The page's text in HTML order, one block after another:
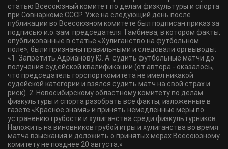
статью Всесоюзный комитет по делам физкультуры и спорта
при Совнаркоме СССР. Уже на следующий день после
публикации во Всесоюзном комитете был подписан приказ за
подписью и.о. зам. председателя Тамбиева, в котором факты,
опубликованные в статье «Хулиганство на футбольном
поле», были признаны правильными и следовали оргвыводы:
«1. Запретить Адрианову Ю. А. судить футбольные матчи до
получения судейской квалификации (от автора - оказалось,
что председатель горспорткомитета не имел никакой
судейской категории и взялся судить матч на свой страх и
риск). 2. Новосибирскому областному комитету по делам
физкультуры и спорта разобрать все факты, изложенные в
газете «Красное знамя» и принять немедленные меры по
устранению грубости и хулиганства среди физкультурников.
Наложить на виновников грубой игры и хулиганства во время
матча взыскания и доложить о принятых мерах Всесоюзному
комитету не позднее 20 августа.»